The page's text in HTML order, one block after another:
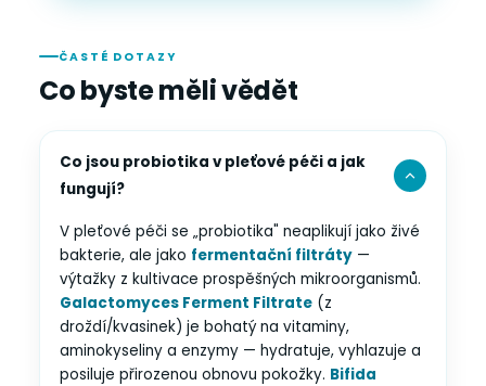
ČASTÉ DOTAZY
Co byste měli vědět
Co jsou probiotika v pleťové péči a jak
fungují?
V pleťové péči se „probiotika" neaplikují jako živé
bakterie, ale jako fermentační filtráty —
výtažky z kultivace prospěšných mikroorganismů.
Galactomyces Ferment Filtrate (z
droždí/kvasinek) je bohatý na vitaminy,
aminokyseliny a enzymy — hydratuje, vyhlazuje a
posiluje přirozenou obnovu pokožky. Bifida